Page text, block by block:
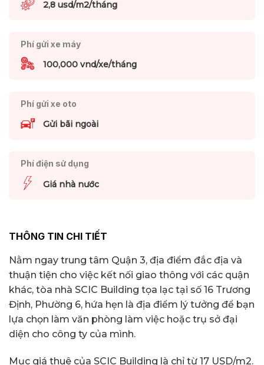
2,8 usd/m2/tháng
Phí gửi xe máy
100,000 vnd/xe/tháng
Phí gửi xe oto
Gửi bãi ngoài
Phí điện sử dụng
Giá nhà nước
THÔNG TIN CHI TIẾT
Nằm ngay trung tâm Quận 3, địa điểm đắc địa và
thuận tiện cho việc kết nối giao thông với các quận
khác, tòa nhà SCIC Building tọa lạc tại số 16 Trương
Định, Phường 6, hứa hẹn là địa điểm lý tưởng để bạn
lựa chọn làm văn phòng làm việc hoặc trụ sở đại
diện cho công ty của mình.
Mục giá thuê của SCIC Building là chỉ từ 17 USD/m2.